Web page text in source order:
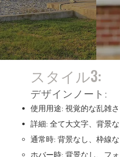
スタイル3:
デザインノート:
使用用途: 視覚的な乱雑
詳細: 全て大文字、背景
通常時: 背景なし、枠線
ホバー時: 背景なし、フ